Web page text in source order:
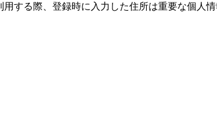
する際、登録時に入力した住所は重要な個